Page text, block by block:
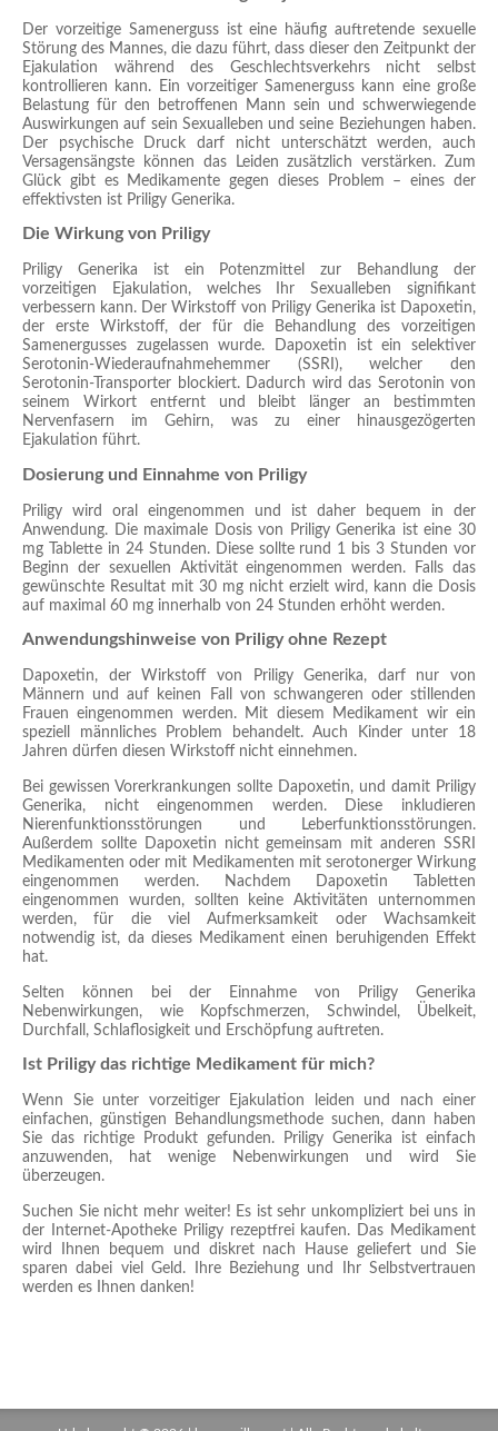
Der vorzeitige Samenerguss ist eine häufig auftretende sexuelle
Störung des Mannes, die dazu führt, dass dieser den Zeitpunkt der
Ejakulation während des Geschlechtsverkehrs nicht selbst
kontrollieren kann. Ein vorzeitiger Samenerguss kann eine große
Belastung für den betroffenen Mann sein und schwerwiegende
Auswirkungen auf sein Sexualleben und seine Beziehungen haben.
Der psychische Druck darf nicht unterschätzt werden, auch
Versagensängste können das Leiden zusätzlich verstärken. Zum
Glück gibt es Medikamente gegen dieses Problem – eines der
effektivsten ist Priligy Generika.
Die Wirkung von Priligy
Priligy Generika ist ein Potenzmittel zur Behandlung der
vorzeitigen Ejakulation, welches Ihr Sexualleben signifikant
verbessern kann. Der Wirkstoff von Priligy Generika ist Dapoxetin,
der erste Wirkstoff, der für die Behandlung des vorzeitigen
Samenergusses zugelassen wurde. Dapoxetin ist ein selektiver
Serotonin-Wiederaufnahmehemmer (SSRI), welcher den
Serotonin-Transporter blockiert. Dadurch wird das Serotonin von
seinem Wirkort entfernt und bleibt länger an bestimmten
Nervenfasern im Gehirn, was zu einer hinausgezögerten
Ejakulation führt.
Dosierung und Einnahme von Priligy
Priligy wird oral eingenommen und ist daher bequem in der
Anwendung. Die maximale Dosis von Priligy Generika ist eine 30
mg Tablette in 24 Stunden. Diese sollte rund 1 bis 3 Stunden vor
Beginn der sexuellen Aktivität eingenommen werden. Falls das
gewünschte Resultat mit 30 mg nicht erzielt wird, kann die Dosis
auf maximal 60 mg innerhalb von 24 Stunden erhöht werden.
Anwendungshinweise von Priligy ohne Rezept
Dapoxetin, der Wirkstoff von Priligy Generika, darf nur von
Männern und auf keinen Fall von schwangeren oder stillenden
Frauen eingenommen werden. Mit diesem Medikament wir ein
speziell männliches Problem behandelt. Auch Kinder unter 18
Jahren dürfen diesen Wirkstoff nicht einnehmen.
Bei gewissen Vorerkrankungen sollte Dapoxetin, und damit Priligy
Generika, nicht eingenommen werden. Diese inkludieren
Nierenfunktionsstörungen und Leberfunktionsstörungen.
Außerdem sollte Dapoxetin nicht gemeinsam mit anderen SSRI
Medikamenten oder mit Medikamenten mit serotonerger Wirkung
eingenommen werden. Nachdem Dapoxetin Tabletten
eingenommen wurden, sollten keine Aktivitäten unternommen
werden, für die viel Aufmerksamkeit oder Wachsamkeit
notwendig ist, da dieses Medikament einen beruhigenden Effekt
hat.
Selten können bei der Einnahme von Priligy Generika
Nebenwirkungen, wie Kopfschmerzen, Schwindel, Übelkeit,
Durchfall, Schlaflosigkeit und Erschöpfung auftreten.
Ist Priligy das richtige Medikament für mich?
Wenn Sie unter vorzeitiger Ejakulation leiden und nach einer
einfachen, günstigen Behandlungsmethode suchen, dann haben
Sie das richtige Produkt gefunden. Priligy Generika ist einfach
anzuwenden, hat wenige Nebenwirkungen und wird Sie
überzeugen.
Suchen Sie nicht mehr weiter! Es ist sehr unkompliziert bei uns in
der Internet-Apotheke Priligy rezeptfrei kaufen. Das Medikament
wird Ihnen bequem und diskret nach Hause geliefert und Sie
sparen dabei viel Geld. Ihre Beziehung und Ihr Selbstvertrauen
werden es Ihnen danken!